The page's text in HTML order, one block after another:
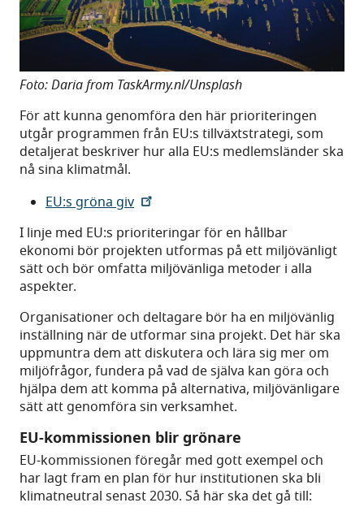
Foto: Daria from TaskArmy.nl/Unsplash
För att kunna genomföra den här prioriteringen
utgår programmen från EU:s tillväxtstrategi, som
detaljerat beskriver hur alla EU:s medlemsländer ska
nå sina klimatmål.
EU:s gröna giv
I linje med EU:s prioriteringar för en hållbar
ekonomi bör projekten utformas på ett miljövänligt
sätt och bör omfatta miljövänliga metoder i alla
aspekter.
Organisationer och deltagare bör ha en miljövänlig
inställning när de utformar sina projekt. Det här ska
uppmuntra dem att diskutera och lära sig mer om
miljöfrågor, fundera på vad de själva kan göra och
hjälpa dem att komma på alternativa, miljövänligare
sätt att genomföra sin verksamhet.
EU-kommissionen blir grönare
EU-kommissionen föregår med gott exempel och
har lagt fram en plan för hur institutionen ska bli
klimatneutral senast 2030. Så här ska det gå till: